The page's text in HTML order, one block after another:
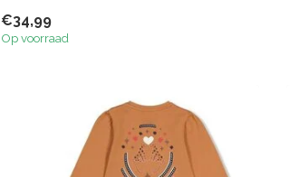
€34,99
Op voorraad